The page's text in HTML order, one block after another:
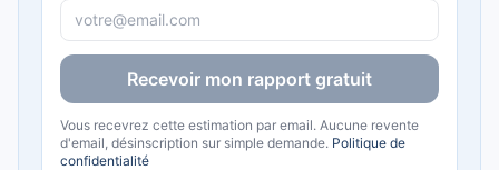
Recevoir mon rapport gratuit
Vous recevrez cette estimation par email. Aucune revente
d'email, désinscription sur simple demande. Politique de
confidentialité